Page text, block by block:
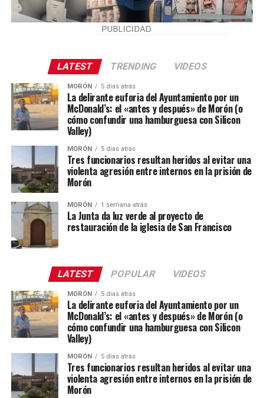
LATEST TRENDING VIDEOS
MORÓN 5 días atrás
La delirante euforia del Ayuntamiento por un
McDonald’s: el «antes y después» de Morón (o
cómo confundir una hamburguesa con Silicon
Valley)
MORÓN 5 días atrás
Tres funcionarios resultan heridos al evitar una
violenta agresión entre internos en la prisión de
Morón
MORÓN 1 semana atrás
La Junta da luz verde al proyecto de
restauración de la iglesia de San Francisco
LATEST POPULAR VIDEOS
MORÓN 5 días atrás
La delirante euforia del Ayuntamiento por un
McDonald’s: el «antes y después» de Morón (o
cómo confundir una hamburguesa con Silicon
Valley)
MORÓN 5 días atrás
Tres funcionarios resultan heridos al evitar una
violenta agresión entre internos en la prisión de
Morón